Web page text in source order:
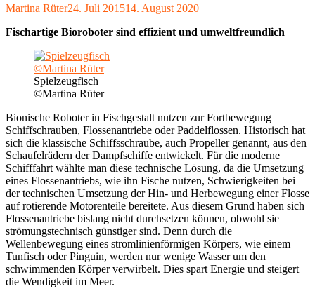
Autor
Martina RüterVeröffentlicht
24. Juli 201514. August 2020
Fischartige Bioroboter sind effizient und umweltfreundlich
Spielzeugfisch
©Martina Rüter
Bionische Roboter in Fischgestalt nutzen zur Fortbewegung
Schiffschrauben, Flossenantriebe oder Paddelflossen. Historisch hat
sich die klassische Schiffsschraube, auch Propeller genannt, aus den
Schaufelrädern der Dampfschiffe entwickelt. Für die moderne
Schifffahrt wählte man diese technische Lösung, da die Umsetzung
eines Flossenantriebs, wie ihn Fische nutzen, Schwierigkeiten bei
der technischen Umsetzung der Hin- und Herbewegung einer Flosse
auf rotierende Motorenteile bereitete. Aus diesem Grund haben sich
Flossenantriebe bislang nicht durchsetzen können, obwohl sie
strömungstechnisch günstiger sind. Denn durch die
Wellenbewegung eines stromlinienförmigen Körpers, wie einem
Tunfisch oder Pinguin, werden nur wenige Wasser um den
schwimmenden Körper verwirbelt. Dies spart Energie und steigert
die Wendigkeit im Meer.